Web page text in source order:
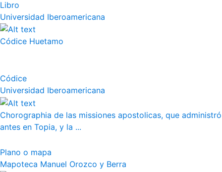
Libro
Universidad Iberoamericana
Códice Huetamo
Códice
Universidad Iberoamericana
Chorographia de las missiones apostolicas, que administró
antes en Topia, y la ...
Plano o mapa
Mapoteca Manuel Orozco y Berra